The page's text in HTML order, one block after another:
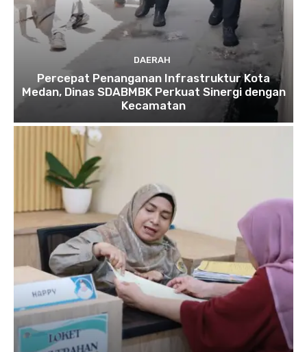
DAERAH
Percepat Penanganan Infrastruktur Kota
Medan, Dinas SDABMBK Perkuat Sinergi dengan
Kecamatan